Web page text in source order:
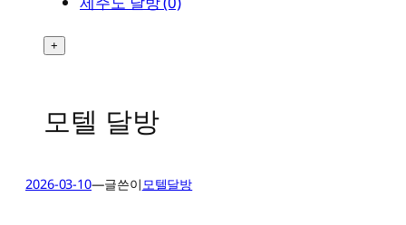
+
모텔 달방
2026-03-10—글쓴이모텔달방